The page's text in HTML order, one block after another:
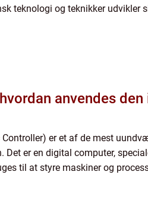
teknologi og teknikker udvikler
anvendes den
Controller) er et af de mest
Det er en digital computer,
til at styre maskiner og